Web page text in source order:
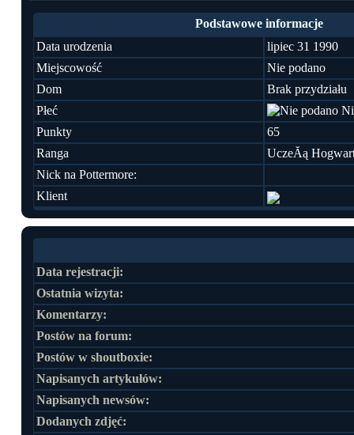
Podstawowe informacje
Data urodzenia
lipiec 31 1990
Miejscowość
Nie podano
Dom
Brak przydziału
Płeć
Punkty
65
Ranga
UczeĂą
Nick na Pottermore:
Klient
Data rejestracji:
Ostatnia wizyta:
Komentarzy:
Postów na forum:
Postów w shoutboxie:
Napisanych artykułów:
Napisanych newsów:
Dodanych zdjęć: